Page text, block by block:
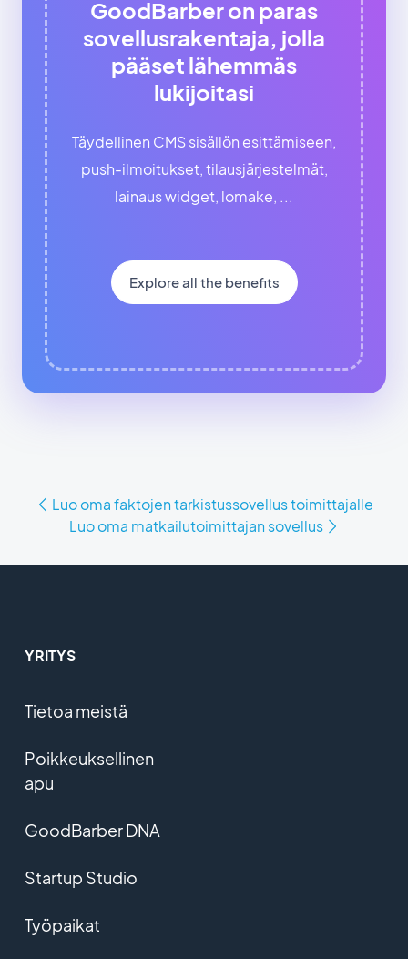
GoodBarber on paras
sovellusrakentaja, jolla
pääset lähemmäs
lukijoitasi
Täydellinen CMS sisällön esittämiseen,
push-ilmoitukset, tilausjärjestelmät,
lainaus widget, lomake, ...
Explore all the benefits
Luo oma faktojen tarkistussovellus toimittajalle
Luo oma matkailutoimittajan sovellus
YRITYS
Tietoa meistä
Poikkeuksellinen
apu
GoodBarber DNA
Startup Studio
Työpaikat